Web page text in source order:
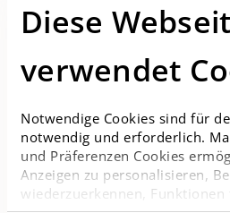
Diese
verwendet
Notwendige Cookies sind für
notwendig und erforderlich.
und Präferenzen Cookies
Anzeigen zu personalisieren,
wiederzuerkennen, Funktionen
Lammelleninnenseiten).
Bauseits beigestellte
sein und müssen sich in einem
sauberen Zustand befinden.
Internet/Telefonie/TV
Bitte beachten Sie, dass die
Aufrechterhaltung bestehender